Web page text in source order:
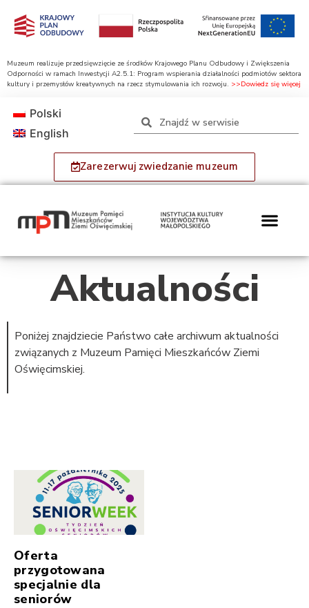
Muzeum realizuje przedsięwzięcie ze środków Krajowego Planu Odbudowy i Zwiększenia
Odporności w ramach Inwestycji A2.5.1: Program wspierania działalności podmiotów sektora
kultury i przemysłów kreatywnych na rzecz stymulowania ich rozwoju. >>Dowiedz się więcej
Zarezerwuj zwiedzanie muzeum
Polski
English
Aktualności
Poniżej znajdziecie Państwo całe archiwum aktualności
związanych z Muzeum Pamięci Mieszkańców Ziemi
Oświęcimskiej.
Oferta
przygotowana
specjalnie dla
seniorów